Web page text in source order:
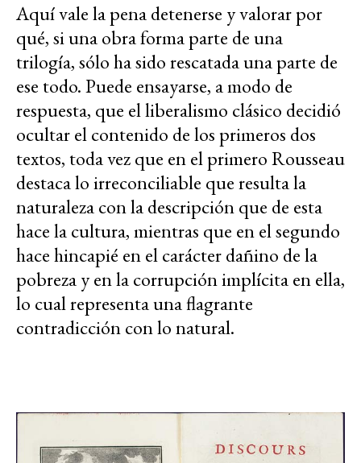
Aquí vale la pena detenerse y valorar por
qué, si una obra forma parte de una
trilogía, sólo ha sido rescatada una parte de
ese todo. Puede ensayarse, a modo de
respuesta, que el liberalismo clásico decidió
ocultar el contenido de los primeros dos
textos, toda vez que en el primero Rousseau
destaca lo irreconciliable que resulta la
naturaleza con la descripción que de esta
hace la cultura, mientras que en el segundo
hace hincapié en el carácter dañino de la
pobreza y en la corrupción implícita en ella,
lo cual representa una flagrante
contradicción con lo natural.